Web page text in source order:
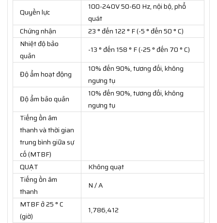
Quyền lực
100-240V 50-60 Hz, nội bộ, phổ
quát
Chứng nhận
23 ° đến 122 ° F (-5 ° đến 50 ° C)
Nhiệt độ bảo
quản
-13 ° đến 158 ° F (-25 ° đến 70 ° C)
Độ ẩm hoạt động
10% đến 90%, tương đối, không
ngưng tụ
Độ ẩm bảo quản
10% đến 90%, tương đối, không
ngưng tụ
Tiếng ồn âm
thanh và thời gian
trung bình giữa sự
cố (MTBF)
QUẠT
Không quạt
Tiếng ồn âm
thanh
N / A
MTBF ở 25 ° C
(giờ)
1,786,412